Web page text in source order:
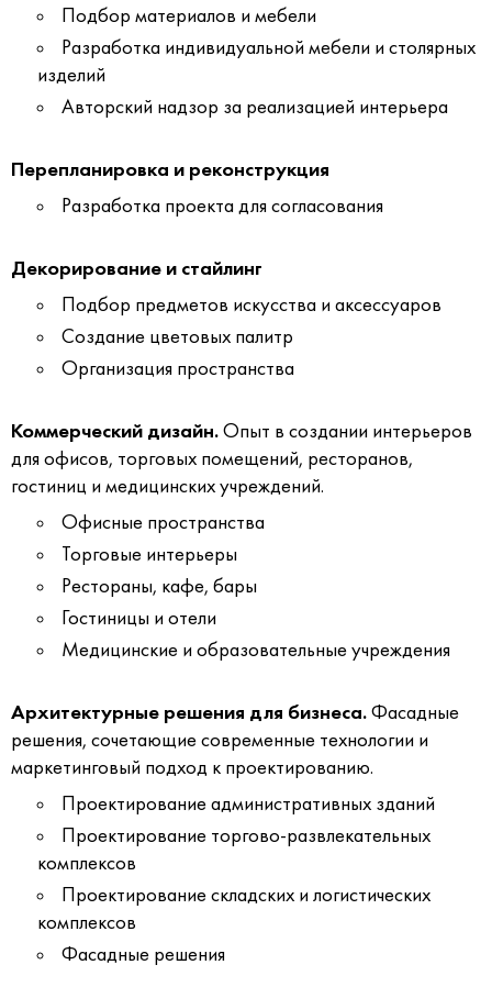
Подбор материалов и мебели
Разработка индивидуальной мебели и столярных
изделий
Авторский надзор за реализацией интерьера
Перепланировка и реконструкция
Разработка проекта для согласования
Декорирование и стайлинг
Подбор предметов искусства и аксессуаров
Создание цветовых палитр
Организация пространства
Коммерческий дизайн.Опыт в создании интерьеров
для офисов, торговых помещений, ресторанов,
гостиниц и медицинских учреждений.
Офисные пространства
Торговые интерьеры
Рестораны, кафе, бары
Гостиницы и отели
Медицинские и образовательные учреждения
Архитектурные решения для бизнеса.Фасадные
решения, сочетающие современные технологии и
маркетинговый подход к проектированию.
Проектирование административных зданий
Проектирование торгово-развлекательных
комплексов
Проектирование складских и логистических
комплексов
Фасадные решения